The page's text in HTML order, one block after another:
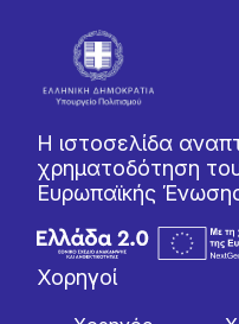
Η ιστοσελίδα
χρηματοδότηση
Ευρωπαϊκής
Χορηγοί